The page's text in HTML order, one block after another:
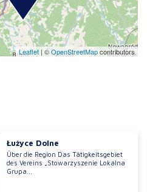
Leaflet | ©OpenStreetMapcontributors
Łużyce Dolne
Über die Region Das Tätigkeitsgebiet
des Vereins „Stowarzyszenie Lokalna
Grupa...